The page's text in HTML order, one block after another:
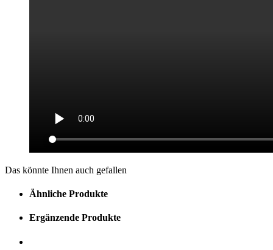
Das könnte Ihnen auch gefallen
Ähnliche Produkte
Ergänzende Produkte